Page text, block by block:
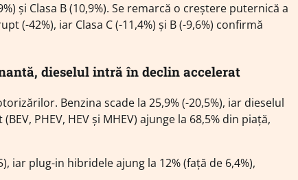
și Clasa B (10,9%). Se remarcă o creștere puternică a
(-42%), iar Clasa C (-11,4%) și B (-9,6%) confirmă
dieselul intră în declin accelerat
Benzina scade la 25,9% (-20,5%), iar dieselul
PHEV, HEV și MHEV) ajunge la 68,5% din piață,
iar plug-in hibridele ajung la 12% (față de 6,4%),